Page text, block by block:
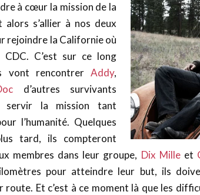
à cœur la mission de la
alors s’allier à nos deux
rejoindre la Californie où
C’est sur ce long
vont rencontrer Addy,
d’autres survivants
servir la mission tant
l’humanité. Quelques
tard, ils compteront
membres dans leur groupe, Dix Milleet
pour atteindre leur but, ils
route. Et c’est à ce moment là que les